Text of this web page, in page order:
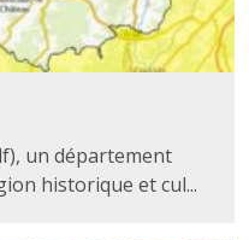
un département
historique et cul...